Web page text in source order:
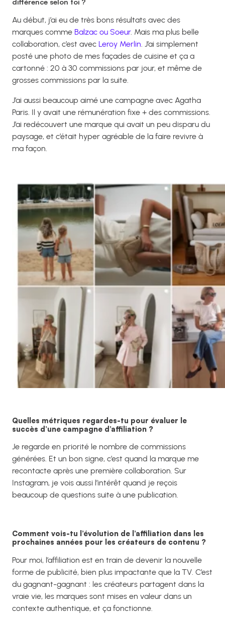
différence selon toi ?
Au début, j’ai eu de très bons résultats avec des
marques comme Balzac ou Soeur. Mais ma plus belle
collaboration, c’est avec Leroy Merlin . J’ai simplement
posté une photo de mes façades de cuisine et ça a
cartonné : 20 à 30 commissions par jour, et même de
grosses commissions par la suite.
J’ai aussi beaucoup aimé une campagne avec Agatha
Paris. Il y avait une rémunération fixe + des commissions.
J’ai redécouvert une marque qui avait un peu disparu du
paysage, et c’était hyper agréable de la faire revivre à
ma façon.
Quelles métriques regardes-tu pour évaluer le
succès d’une campagne d’affiliation ?
Je regarde en priorité le nombre de commissions
générées. Et un bon signe, c’est quand la marque me
recontacte après une première collaboration. Sur
Instagram, je vois aussi l’intérêt quand je reçois
beaucoup de questions suite à une publication.
Comment vois-tu l’évolution de l’affiliation dans les
prochaines années pour les créateurs de contenu ?
Pour moi, l’affiliation est en train de devenir la nouvelle
forme de publicité, bien plus impactante que la TV. C’est
du gagnant-gagnant : les créateurs partagent dans la
vraie vie, les marques sont mises en valeur dans un
contexte authentique, et ça fonctionne.